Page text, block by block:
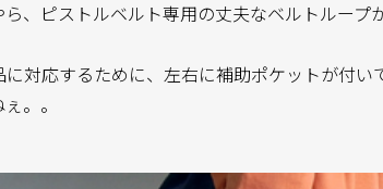
、ピストルベルト専用の丈夫なベルトループ
対応するために、左右に補助ポケットが付い
。。